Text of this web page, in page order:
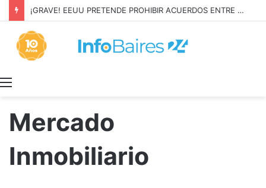
¡GRAVE! EEUU PRETENDE PROHIBIR ACUERDOS ENTRE CHINA Y UNA COOPERATIVA EN NEUQUÉN
Mercado
Inmobiliario